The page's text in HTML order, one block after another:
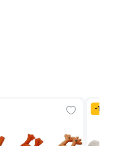
-15